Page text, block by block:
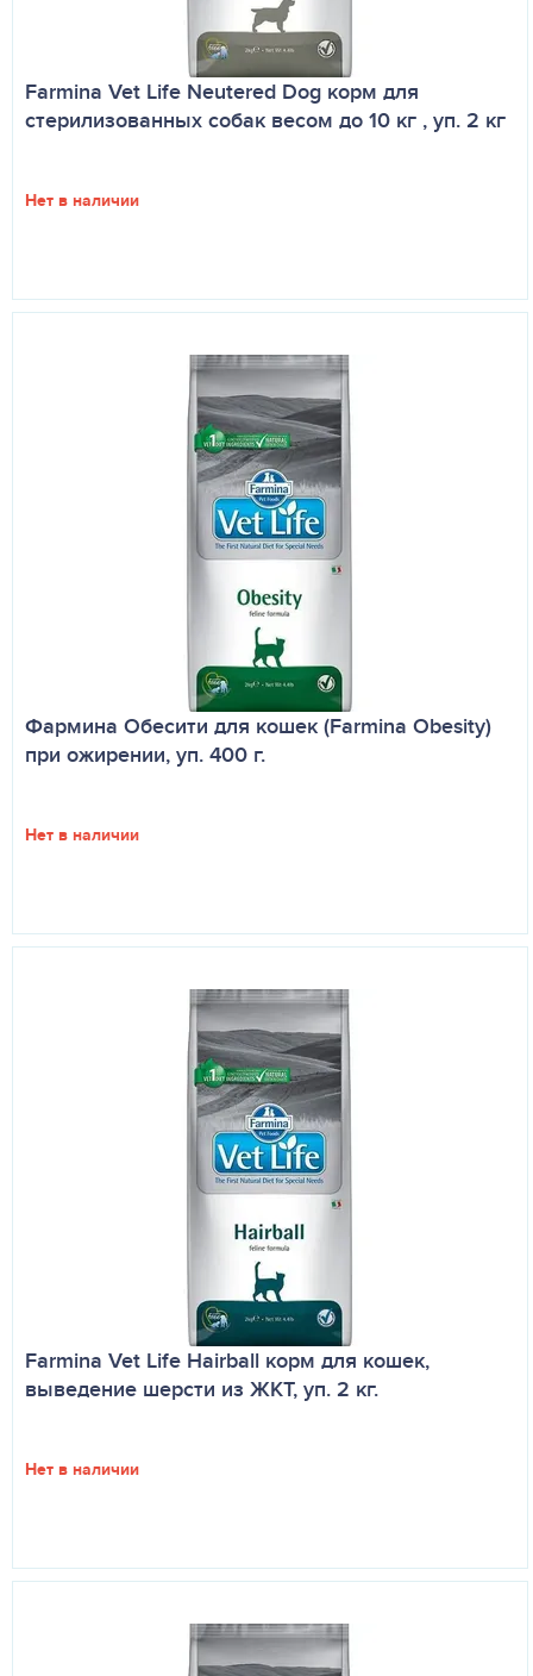
Farmina Vet Life Neutered Dog корм для
стерилизованных собак весом до 10 кг , уп. 2 кг
Нет в наличии
Фармина Обесити для кошек (Farmina Obesity)
при ожирении, уп. 400 г.
Нет в наличии
Farmina Vet Life Hairball корм для кошек,
выведение шерсти из ЖКТ, уп. 2 кг.
Нет в наличии